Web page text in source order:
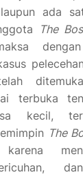
ada
The
terbuka
kecil,
The